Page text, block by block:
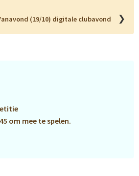
(19/10) digitale clubavond ❯
om mee te spelen.